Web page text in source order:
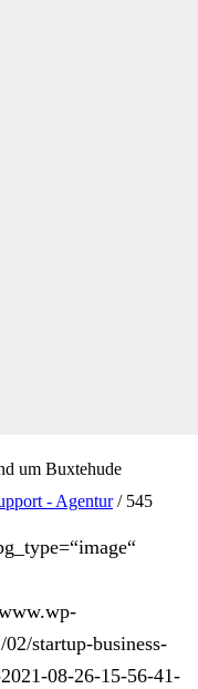
um Buxtehude
- Agentur / 545
startup-business-
08-26-15-56-41-